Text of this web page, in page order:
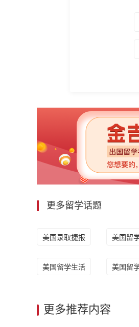
更多留学话题
美国录取捷报 美国留
美国留学生活 美国留
更多推荐内容